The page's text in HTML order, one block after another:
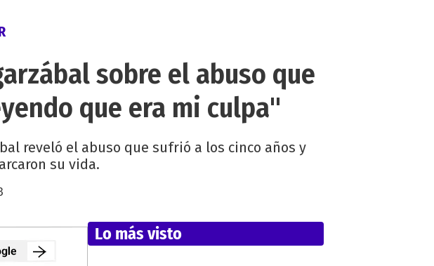
sobre el abuso que
que era mi culpa"
reveló el abuso que sufrió a los cinco años y
su vida.
Lo más visto